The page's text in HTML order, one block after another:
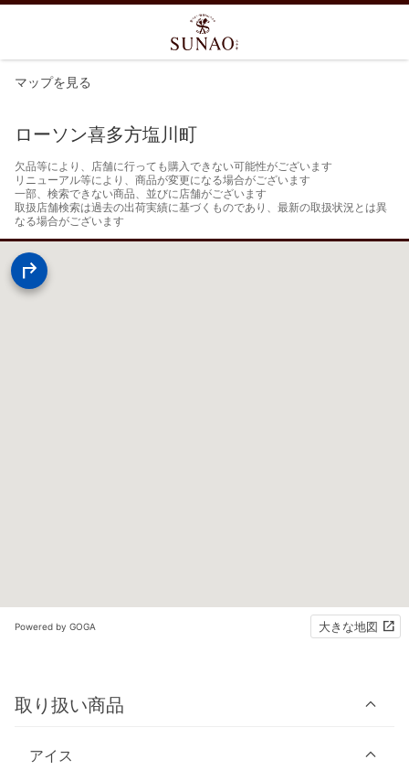
マップを見る
ローソン喜多方塩川町
欠品等により、店舗に行っても購入できない可能性がございます
リニューアル等により、商品が変更になる場合がございます
一部、検索できない商品、並びに店舗がございます
取扱店舗検索は過去の出荷実績に基づくものであり、最新の取扱状況とは異
なる場合がございます
Powered by GOGA 大きな地図
取り扱い商品
アイス